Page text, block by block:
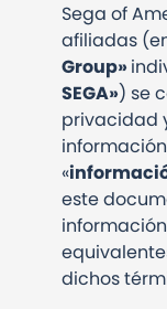
Sega of
afiliadas
Group»
SEGA») se
privacidad
«
este
dichos